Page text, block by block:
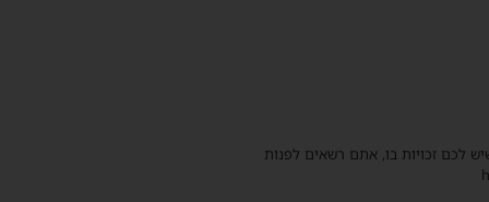
לכם זכויות בו, אתם רשאים לפנות